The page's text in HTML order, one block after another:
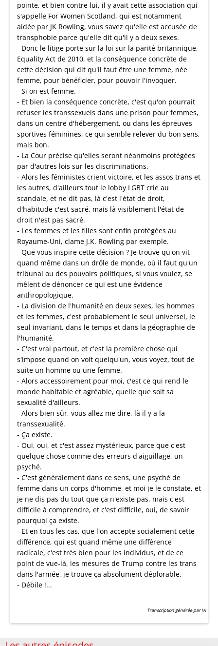
pointe, et bien contre lui, il y avait cette association qui
s'appelle For Women Scotland, qui est notamment
aidée par JK Rowling, vous savez qu'elle est accusée de
transphobie parce qu'elle dit qu'il y a deux sexes.
- Donc le litige porte sur la loi sur la parité britannique,
Equality Act de 2010, et la conséquence concrète de
cette décision qui dit qu'il faut être une femme, née
femme, pour bénéficier, pour pouvoir l'invoquer.
- Si on est femme.
- Et bien la conséquence concrète, c'est qu'on pourrait
refuser les transsexuels dans une prison pour femmes,
dans un centre d'hébergement, ou dans les épreuves
sportives féminines, ce qui semble relever du bon sens,
mais bon.
- La Cour précise qu'elles seront néanmoins protégées
par d'autres lois sur les discriminations.
- Alors les féministes crient victoire, et les assos trans et
les autres, d'ailleurs tout le lobby LGBT crie au
scandale, et ne dit pas, là c'est l'état de droit,
d'habitude c'est sacré, mais là visiblement l'état de
droit n'est pas sacré.
- Les femmes et les filles sont enfin protégées au
Royaume-Uni, clame J.K. Rowling par exemple.
- Que vous inspire cette décision ? Je trouve qu'on vit
quand même dans un drôle de monde, où il faut qu'un
tribunal ou des pouvoirs politiques, si vous voulez, se
mêlent de dénoncer ce qui est une évidence
anthropologique.
- La division de l'humanité en deux sexes, les hommes
et les femmes, c'est probablement le seul universel, le
seul invariant, dans le temps et dans la géographie de
l'humanité.
- C'est vrai partout, et c'est la première chose qui
s'impose quand on voit quelqu'un, vous voyez, tout de
suite un homme ou une femme.
- Alors accessoirement pour moi, c'est ce qui rend le
monde habitable et agréable, quelle que soit sa
sexualité d'ailleurs.
- Alors bien sûr, vous allez me dire, là il y a la
transsexualité.
- Ça existe.
- Oui, oui, et c'est assez mystérieux, parce que c'est
quelque chose comme des erreurs d'aiguillage, un
psyché.
- C'est généralement dans ce sens, une psyché de
femme dans un corps d'homme, et moi je le constate, et
je ne dis pas du tout que ça n'existe pas, mais c'est
difficile à comprendre, et c'est difficile, oui, de savoir
pourquoi ça existe.
- Et en tous les cas, que l'on accepte socialement cette
différence, qui est quand même une différence
radicale, c'est très bien pour les individus, et de ce
point de vue-là, les mesures de Trump contre les trans
dans l'armée, je trouve ça absolument déplorable.
- Débile !...
Transcription générée par IA